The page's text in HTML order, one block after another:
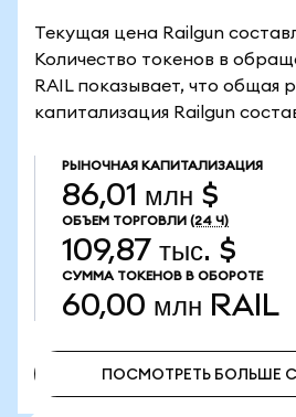
Текущая цена Railgun
Количество токенов в
RAIL показывает, что общая
капитализация Railgun
РЫНОЧНАЯ КАПИТАЛИЗАЦИЯ
86,01 млн $
ОБЪЕМ ТОРГОВЛИ (24 Ч)
109,87 тыс. $
СУММА ТОКЕНОВ В ОБОРОТЕ
60,00 млн RAIL
ПОСМОТРЕТЬ БОЛЬШЕ